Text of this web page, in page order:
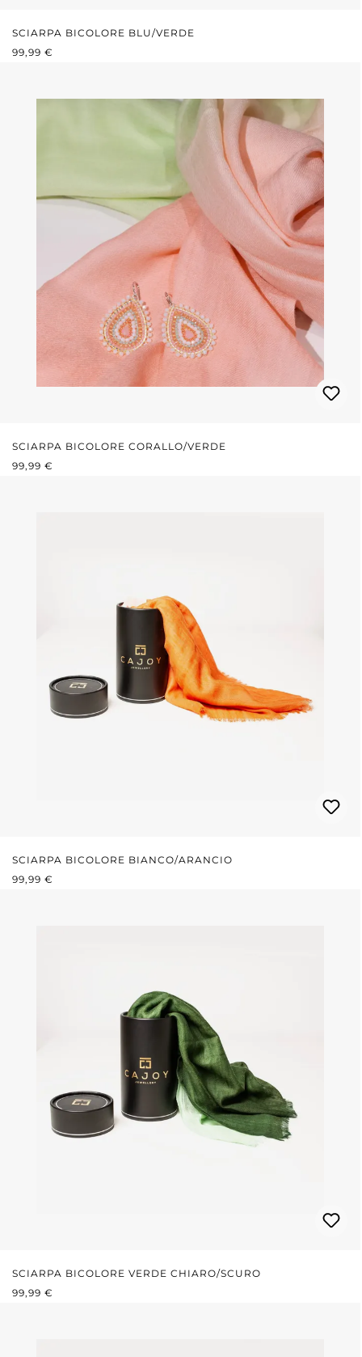
SCIARPA BICOLORE BLU/VERDE
PREZZO NORMALE:
99,99 €
SCIARPA BICOLORE CORALLO/VERDE
PREZZO NORMALE:
99,99 €
SCIARPA BICOLORE BIANCO/ARANCIO
PREZZO NORMALE:
99,99 €
SCIARPA BICOLORE VERDE CHIARO/SCURO
PREZZO NORMALE:
99,99 €